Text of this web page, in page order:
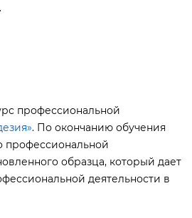
профессиональной
. По окончанию обучения
образца, который дает
деятельности